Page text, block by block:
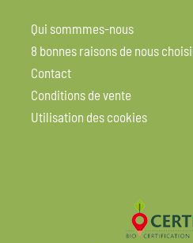
Qui sommmes-nous
8 bonnes raisons de nous
Contact
Conditions de vente
Utilisation des cookies